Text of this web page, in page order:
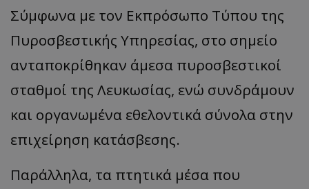
Σύμφωνα με τον Εκπρόσωπο Τύπου της
Πυροσβεστικής Υπηρεσίας, στο σημείο
ανταποκρίθηκαν άμεσα πυροσβεστικοί
σταθμοί της Λευκωσίας, ενώ συνδράμουν
και οργανωμένα εθελοντικά σύνολα στην
επιχείρηση κατάσβεσης.
Παράλληλα, τα πτητικά μέσα που